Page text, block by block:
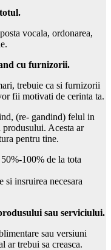
vocala, ordonarea,
cu furnizorii.
trebuie ca si furnizorii
fii motivati de cerinta ta.
(re- gandind) felul in
produsului. Acesta ar
pentru tine.
100% de la tota
si insruirea necesara
sau serviciului.
sau versiuni
ar trebui sa creasca.